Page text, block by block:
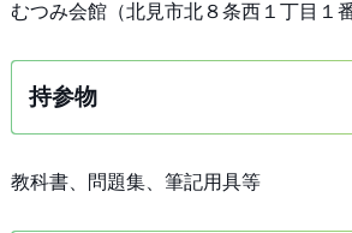
むつみ会館（北見市北８条西１丁目１番
持参物
教科書、問題集、筆記用具等